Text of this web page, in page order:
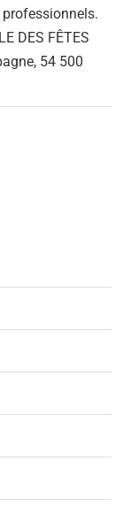
DES FÊTES
54 500